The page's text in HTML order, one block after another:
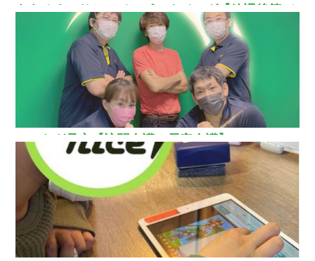
ああるまつりかレインボーウイング【放課後等デ
イサービス】
ひいらぎ足立【訪問介護・居宅介護】